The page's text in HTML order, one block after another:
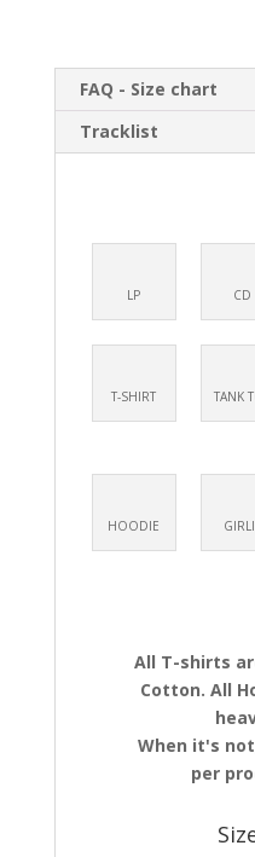
FAQ - Size chart
Tracklist
LP CD
T-SHIRT TANK
HOODIE
All T-shirts
Cotton. All
When it's
per